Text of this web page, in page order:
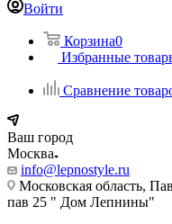
Войти
Корзина0
Избранные
Сравнение
Ваш город
Москва
info@lepnostyle.ru
Московская область,
пав 25 " Дом Лепнины"